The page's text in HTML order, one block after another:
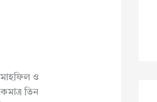
মাহফিল ও
তিন